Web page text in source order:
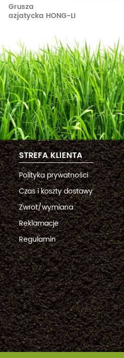
Grusza
azjatycka HONG-LI
STREFA KLIENTA
Polityka prywatności
Czas i koszty dostawy
Zwrot/wymiana
Reklamacje
Regulamin